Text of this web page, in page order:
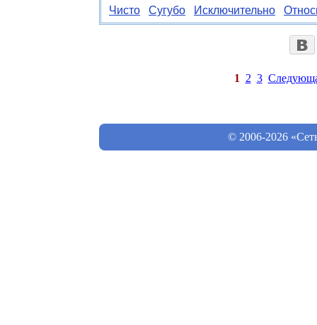
Чисто
Сугубо Исключительно
1 2 3
© 2006-2026